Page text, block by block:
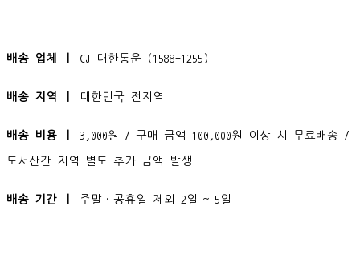
배송 업체 ㅣ CJ 대한통운 (1588-1255)
배송 지역 ㅣ 대한민국 전지역
배송 비용 ㅣ 3,000원 / 구매 금액 100,000원 이상 시 무료배송 /
도서산간 지역 별도 추가 금액 발생
배송 기간 ㅣ 주말·공휴일 제외 2일 ~ 5일